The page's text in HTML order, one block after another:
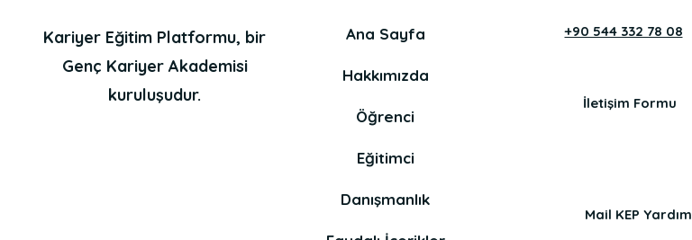
Kariyer Eğitim Platformu, bir
Genç Kariyer Akademisi
kuruluşudur.
Ana Sayfa
Hakkımızda
Öğrenci
Eğitimci
Danışmanlık
+90 544 332 78 08
İletişim Formu
Mail KEP Yardım